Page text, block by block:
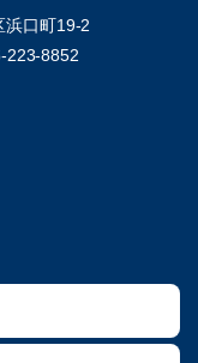
口町19-2
223-8852